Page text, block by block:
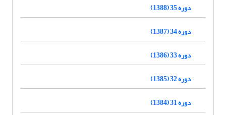
دوره 35 (1388)
دوره 34 (1387)
دوره 33 (1386)
دوره 32 (1385)
دوره 31 (1384)